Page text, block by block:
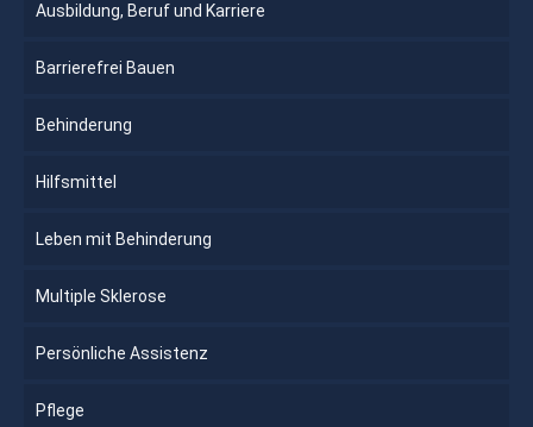
Ausbildung, Beruf und Karriere
Barrierefrei Bauen
Behinderung
Hilfsmittel
Leben mit Behinderung
Multiple Sklerose
Persönliche Assistenz
Pflege